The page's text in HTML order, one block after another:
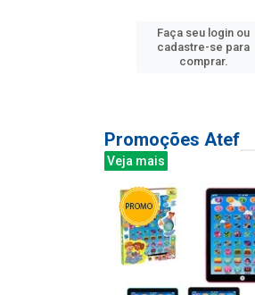
Faça seu login ou
cadastre-se para
comprar.
Promoções Atef
Veja mais